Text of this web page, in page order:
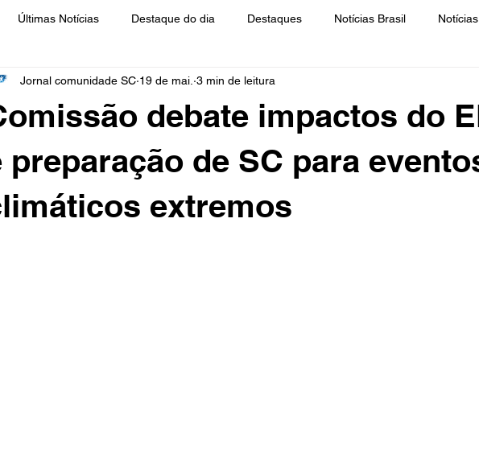
Últimas Notícias Destaque do dia Destaques Notícias Brasil
São José Biguaçu Palhoça
debate impactos do
preparação de SC para
extremos
Jornal comunidade SC 19 de mai. 3 min de leitura